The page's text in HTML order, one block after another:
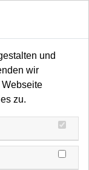
NACH
und
wir
zu.